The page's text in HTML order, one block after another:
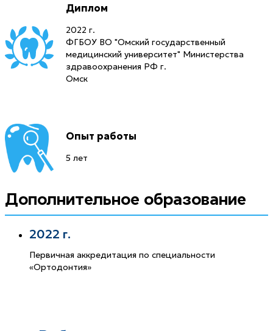
Диплом
2022 г.
ФГБОУ ВО "Омский государственный
медицинский университет" Министерства
здравоохранения РФ г.
Омск
Опыт работы
5 лет
Дополнительное образование
2022 г.
Первичная аккредитация по специальности
«Ортодонтия»